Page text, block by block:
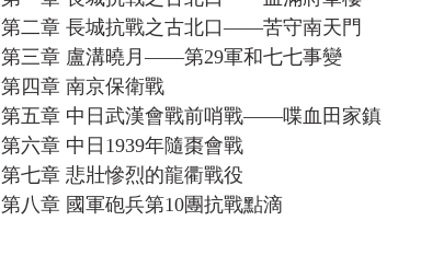
第二章 長城抗戰之古北口——苦守南天門
第三章 盧溝曉月——第29軍和七七事變
第四章 南京保衛戰
第五章 中日武漢會戰前哨戰——喋血田家鎮
第六章 中日1939年隨棗會戰
第七章 悲壯慘烈的龍衢戰役
第八章 國軍砲兵第10團抗戰點滴